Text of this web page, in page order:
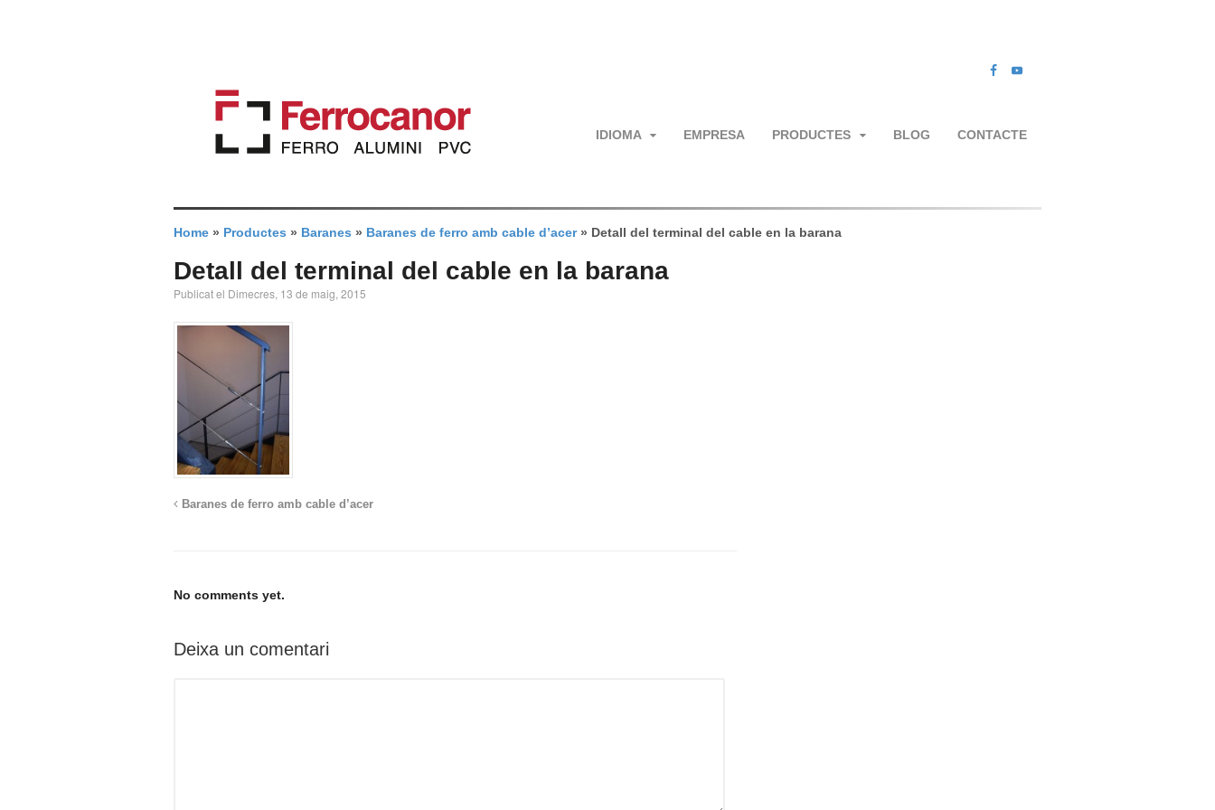
IDIOMA EMPRESA PRODUCTES BLOG CONTACTE
Home » Productes » Baranes » Baranes de ferro amb cable d’acer» Detall del terminal del cable en la barana
Detall del terminal del cable en la barana
Publicat el Dimecres, 13 de maig, 2015
Baranes de ferro amb cable d’acer
No comments yet.
Deixa un comentari